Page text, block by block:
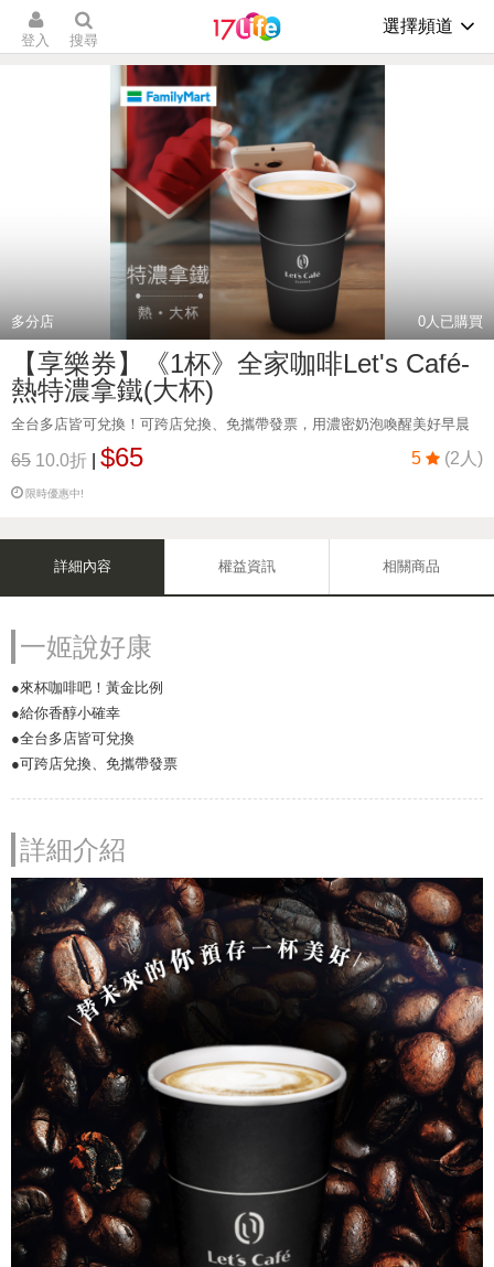
登入 搜尋
選擇頻道
多分店 0人已購買
【享樂券】《1杯》全家咖啡Let's Café-
熱特濃拿鐵(大杯)
全台多店皆可兌換！可跨店兌換、免攜帶發票，用濃密奶泡喚醒美好早晨
65 10.0折 $65 5 (2人)
限時優惠中!
詳細內容 權益資訊 相關商品
一姬說好康
●來杯咖啡吧！黃金比例
●給你香醇小確幸
●全台多店皆可兌換
●可跨店兌換、免攜帶發票
詳細介紹